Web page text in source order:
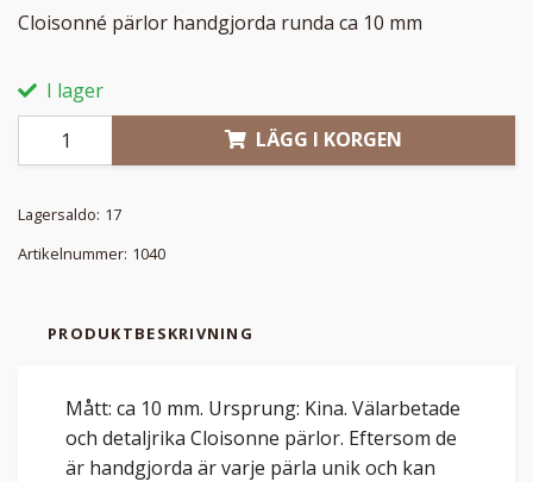
Cloisonné pärlor handgjorda runda ca 10 mm
I lager
LÄGG I KORGEN
Lagersaldo: 17
Artikelnummer: 1040
PRODUKTBESKRIVNING
Mått: ca 10 mm. Ursprung: Kina. Välarbetade
och detaljrika Cloisonne pärlor. Eftersom de
är handgjorda är varje pärla unik och kan